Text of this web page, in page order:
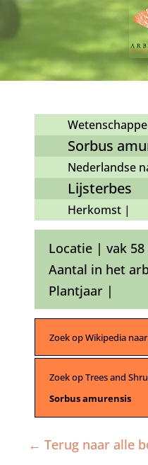
Sorbus
Nederlandse
Lijsterbes
Herkomst |
Locatie | vak
Aantal in het
Plantjaar |
Zoek op Wikipedia naar
Zoek op Trees and
Sorbus amurensis
← Terug naar alle